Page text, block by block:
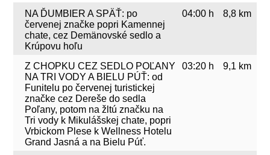
NA ĎUMBIER A SPÄŤ: po
červenej značke popri Kamennej
chate, cez Demänovské sedlo a
Krúpovu hoľu
04:00 h 8,8 km
Z CHOPKU CEZ SEDLO POĽANY
NA TRI VODY A BIELU PÚŤ: od
Funitelu po červenej turistickej
značke cez Dereše do sedla
Poľany, potom na žltú značku na
Tri vody k Mikulášskej chate, popri
Vrbickom Plese k Wellness Hotelu
Grand Jasná a na Bielu Púť.
03:20 h 9,1 km